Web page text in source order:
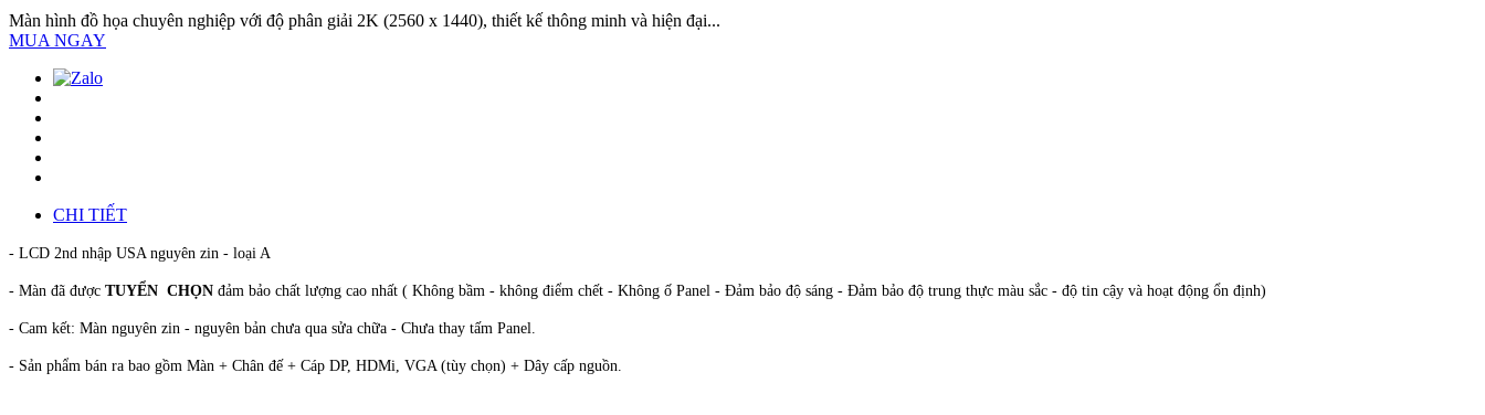
Màn hình đồ họa chuyên nghiệp với độ phân giải 2K (2560 x 1440), thiết kế thông minh và hiện đại...
MUA NGAY
CHI TIẾT
- LCD 2nd nhập USA nguyên zin - loại A
- Màn đã được TUYỂN CHỌN đảm bảo chất lượng cao nhất ( Không bầm - không điểm chết - Không ố Panel - Đảm bảo độ sáng - Đảm bảo độ trung thực màu sắc - độ tin cậy và hoạt động ổn định)
- Cam kết: Màn nguyên zin - nguyên bản chưa qua sửa chữa - Chưa thay tấm Panel.
- Sản phẩm bán ra bao gồm Màn + Chân đế + Cáp DP, HDMi, VGA (tùy chọn) + Dây cấp nguồn.